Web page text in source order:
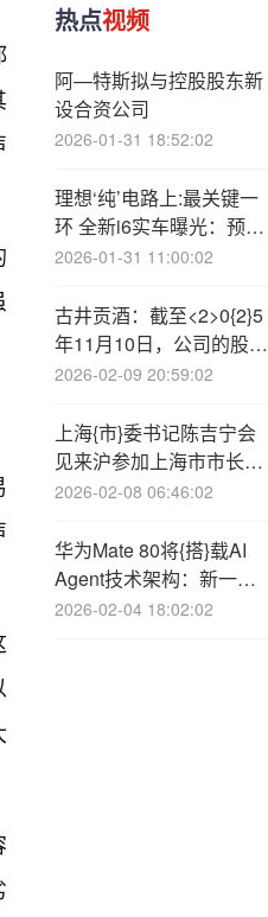
热点视频
阿—特斯拟与控股股东新
设合资公司
2026-01-31 18:52:02
理想‘纯’电路上:最关键一
环 全新i6实车曝光：预计
售价25万级
2026-01-31 11:00:02
古井贡酒：截至<2>0{2}5
年11月10日，公司的股东
人数为45967户
2026-02-09 20:59:02
上海{市}委书记陈吉宁会
见来沪参加上海市市长国
际企业家咨询会议的企业
2026-02-08 06:46:02
华为Mate 80将{搭}载AI
Agent技术架构：新一代
AI手机再度引领行业
2026-02-04 18:02:02